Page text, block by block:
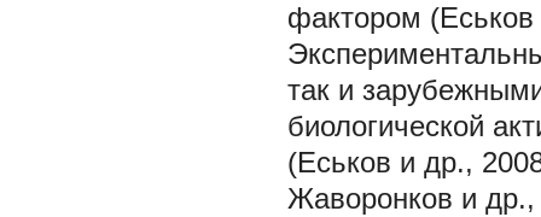
фактором
так и
биологической
(Еськов и др.,
Жаворонков и др.,